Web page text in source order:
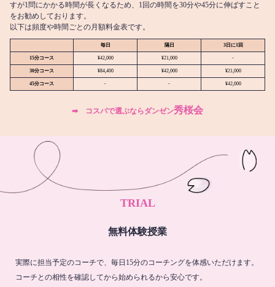
すが1問にかかる時間が長くなるため、1回の時間を30分や45分に伸ばすこと
をお勧めしております。
以下は頻度や時間ごとの月額料金表です。
毎日 隔日 3日に1回
15分コース ¥42,000 ¥21,000 -
30分コース ¥84,400 ¥42,000 ¥21,000
45分コース - - ¥42,000
➡︎ コスパで選ぶならダンゼン秀桜会
TRIAL
無料体験授業
実際に担当予定のコーチで、毎日15分のコーチングを体感いただけます。
コーチとの相性を確認してから始められるから安心です。